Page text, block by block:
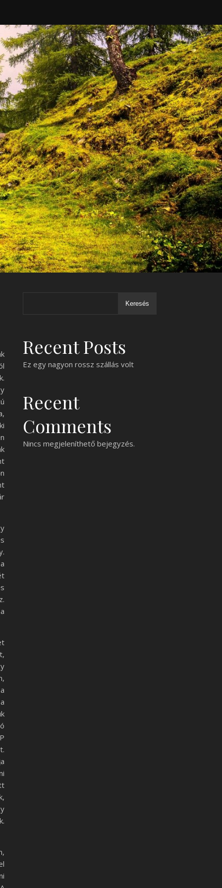
Keresés
Recent Posts
Ez egy nagyon rossz szállás volt
Recent
Comments
Nincs megjeleníthető bejegyzés.